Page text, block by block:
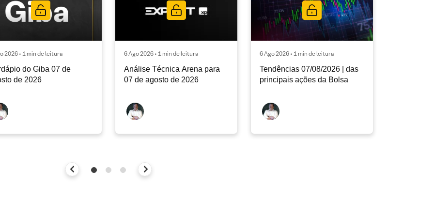
2026 • 1 min de leitura
do Giba 07 de
de 2026
6 Ago 2026 • 1 min de leitura
Análise Técnica Arena para
07 de agosto de 2026
6 Ago 2026 • 1 min de leitura
Tendências 07/08/2026 | das
principais ações da Bolsa